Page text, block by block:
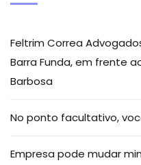
Feltrim Correa
Barra Funda, em frente
Barbosa
No ponto facultativo,
Empresa pode mudar